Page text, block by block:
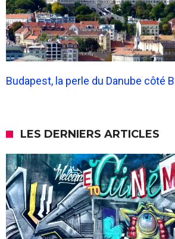
Budapest, la perle du Danube côté
LES DERNIERS ARTICLES